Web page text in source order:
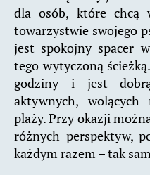
dla osób, które chcą
towarzystwie swojego
jest spokojny spacer
tego wytyczoną
godziny i jest
aktywnych,
plaży. Przy okazji
różnych perspektyw,
każdym razem – tak